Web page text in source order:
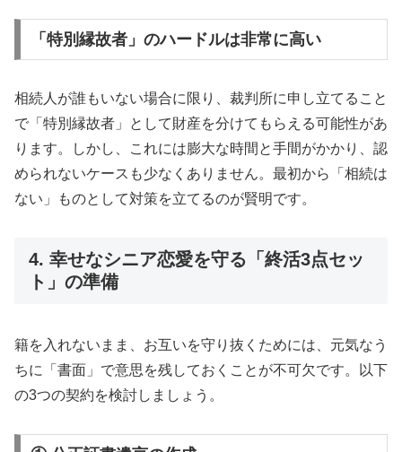
「特別縁故者」のハードルは非常に高い
相続人が誰もいない場合に限り、裁判所に申し立てること
で「特別縁故者」として財産を分けてもらえる可能性があ
ります。しかし、これには膨大な時間と手間がかかり、認
められないケースも少なくありません。最初から「相続は
ない」ものとして対策を立てるのが賢明です。
4. 幸せなシニア恋愛を守る「終活3点セッ
ト」の準備
籍を入れないまま、お互いを守り抜くためには、元気なう
ちに「書面」で意思を残しておくことが不可欠です。以下
の3つの契約を検討しましょう。